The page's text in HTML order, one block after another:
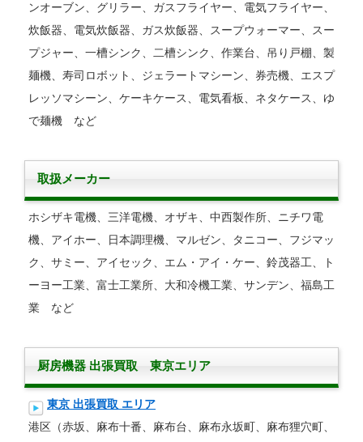
ンオーブン、グリラー、ガスフライヤー、電気フライヤー、
炊飯器、電気炊飯器、ガス炊飯器、スープウォーマー、スー
プジャー、一槽シンク、二槽シンク、作業台、吊り戸棚、製
麺機、寿司ロボット、ジェラートマシーン、券売機、エスプ
レッソマシーン、ケーキケース、電気看板、ネタケース、ゆ
で麺機 など
取扱メーカー
ホシザキ電機、三洋電機、オザキ、中西製作所、ニチワ電
機、アイホー、日本調理機、マルゼン、タニコー、フジマッ
ク、サミー、アイセック、エム・アイ・ケー、鈴茂器工、ト
ーヨー工業、富士工業所、大和冷機工業、サンデン、福島工
業 など
厨房機器 出張買取 東京エリア
東京 出張買取 エリア
港区（赤坂、麻布十番、麻布台、麻布永坂町、麻布狸穴町、